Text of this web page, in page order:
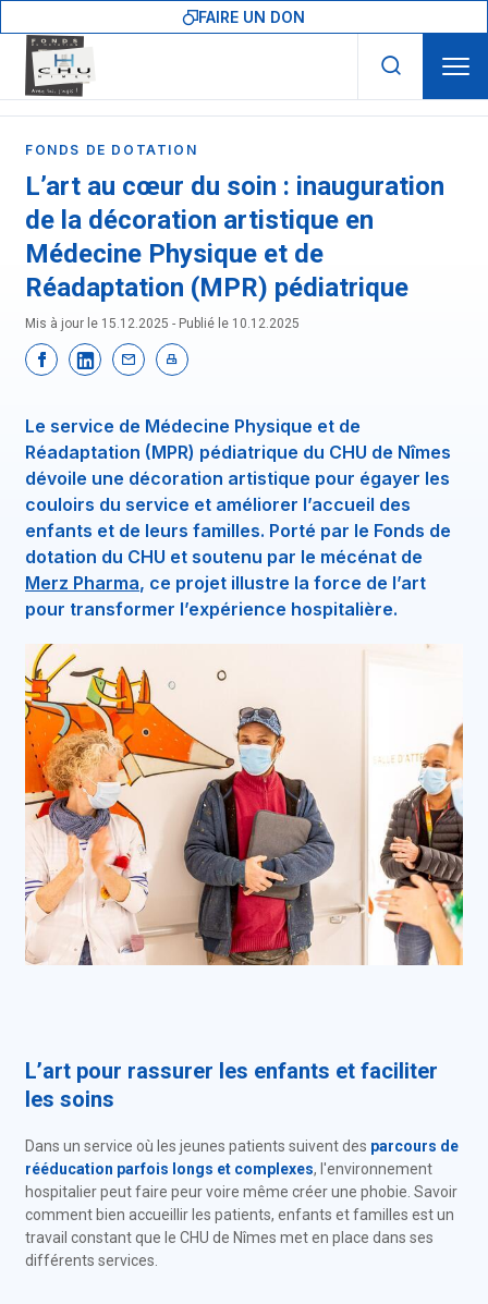
FAIRE UN DON
FONDS DE DOTATION
L’art au cœur du soin : inauguration
de la décoration artistique en
Médecine Physique et de
Réadaptation (MPR) pédiatrique
Mis à jour le 15.12.2025 - Publié le 10.12.2025
Le service de Médecine Physique et de
Réadaptation (MPR) pédiatrique du CHU de Nîmes
dévoile une décoration artistique pour égayer les
couloirs du service et améliorer l’accueil des
enfants et de leurs familles. Porté par le Fonds de
dotation du CHU et soutenu par le mécénat de
Merz Pharma, ce projet illustre la force de l’art
pour transformer l’expérience hospitalière.
L’art pour rassurer les enfants et faciliter
les soins
Dans un service où les jeunes patients suivent des parcours de
rééducation parfois longs et complexes, l'environnement
hospitalier peut faire peur voire même créer une phobie. Savoir
comment bien accueillir les patients, enfants et familles est un
travail constant que le CHU de Nîmes met en place dans ses
différents services.